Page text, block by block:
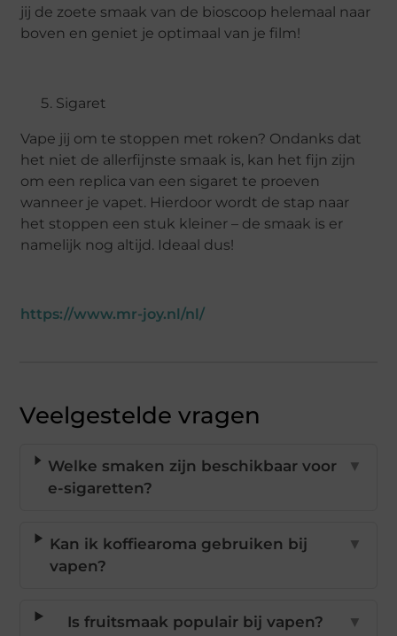
jij de zoete smaak van de bioscoop helemaal naar
boven en geniet je optimaal van je film!
Sigaret
Vape jij om te stoppen met roken? Ondanks dat
het niet de allerfijnste smaak is, kan het fijn zijn
om een replica van een sigaret te proeven
wanneer je vapet. Hierdoor wordt de stap naar
het stoppen een stuk kleiner – de smaak is er
namelijk nog altijd. Ideaal dus!
https://www.mr-joy.nl/nl/
Veelgestelde vragen
Welke smaken zijn beschikbaar voor
e-sigaretten?
▼
Kan ik koffiearoma gebruiken bij
vapen?
▼
Is fruitsmaak populair bij vapen? ▼